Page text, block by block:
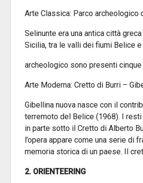
Arte Classica: Parco archeologico
Selinunte era una antica città
Sicilia, tra le valli dei fiumi Belice
archeologico sono presenti
Arte Moderna: Cretto di Burri –
Gibellina nuova nasce con il
terremoto del Belice (1968). I
in parte sotto il Cretto di Alberto
l’opera appare come una serie di
memoria storica di un paese. Il
2. ORIENTEERING